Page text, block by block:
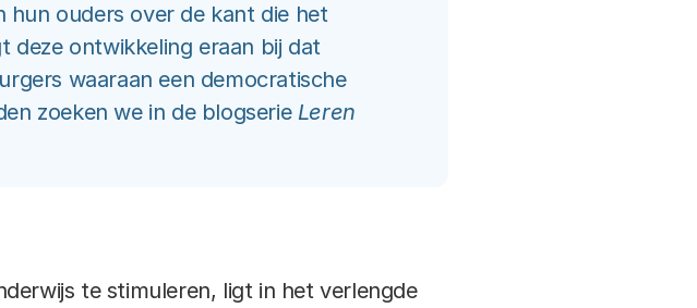
hun ouders over de kant die het
deze ontwikkeling eraan bij dat
waaraan een democratische
zoeken we in de blogserie Leren
te stimuleren, ligt in het verlengde